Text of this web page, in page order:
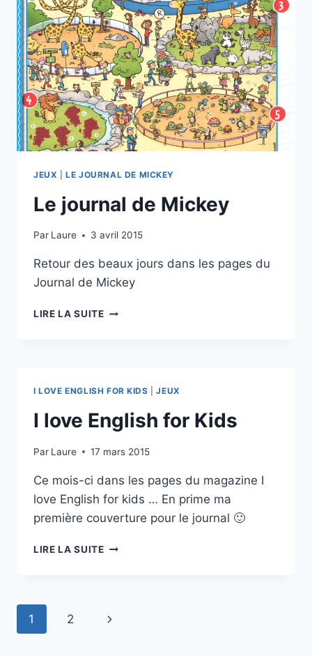
JEUX |LE JOURNAL DE MICKEY
Le journal de Mickey
Par Laure 3 avril 2015
Retour des beaux jours dans les pages du
Journal de Mickey
LIRE LA SUITELE
I LOVE ENGLISH FOR KIDS |JEUX
I love English for Kids
Par Laure 17 mars 2015
Ce mois-ci dans les pages du magazine I
love English for kids … En prime ma
première couverture pour le journal 🙂
LIRE LA SUITEI
Navigation
1 2
Page